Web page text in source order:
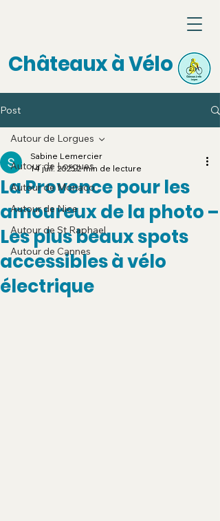
Châteaux à Vélo
Post
Autour de Lorgues
Autour de Monaco
Autour de Nice
Autour de St Raphael
Autour de Cannes
Autour de Lorgues
La Provence pour les
amoureux de la photo –
Les plus beaux spots
accessibles à vélo
électrique
Sabine Lemercier
14 juil. 20252 min de lecture